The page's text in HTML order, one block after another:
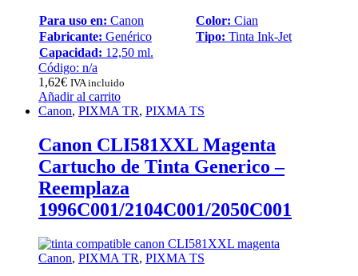
Para uso en: Canon Color: Cian
Fabricante: Genérico Tipo: Tinta Ink-Jet
Capacidad: 12,50 ml.
Código: n/a
1,62€ IVA incluido
Añadir al carrito
Canon, PIXMA TR, PIXMA TS
Canon CLI581XXL Magenta
Cartucho de Tinta Generico –
Reemplaza
1996C001/2104C001/2050C001
Canon, PIXMA TR, PIXMA TS